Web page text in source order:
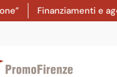
Finanziamenti e